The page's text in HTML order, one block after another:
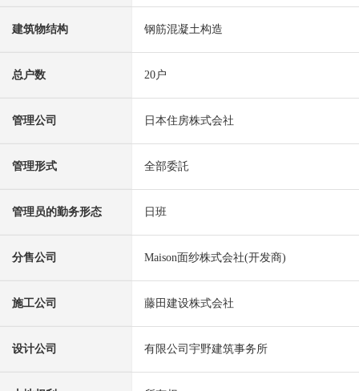
建筑物结构 钢筋混凝土构造
总户数 20户
管理公司 日本住房株式会社
管理形式 全部委託
管理员的勤务形态 日班
分售公司 Maison面纱株式会社(开发商)
施工公司 藤田建设株式会社
设计公司 有限公司宇野建筑事务所